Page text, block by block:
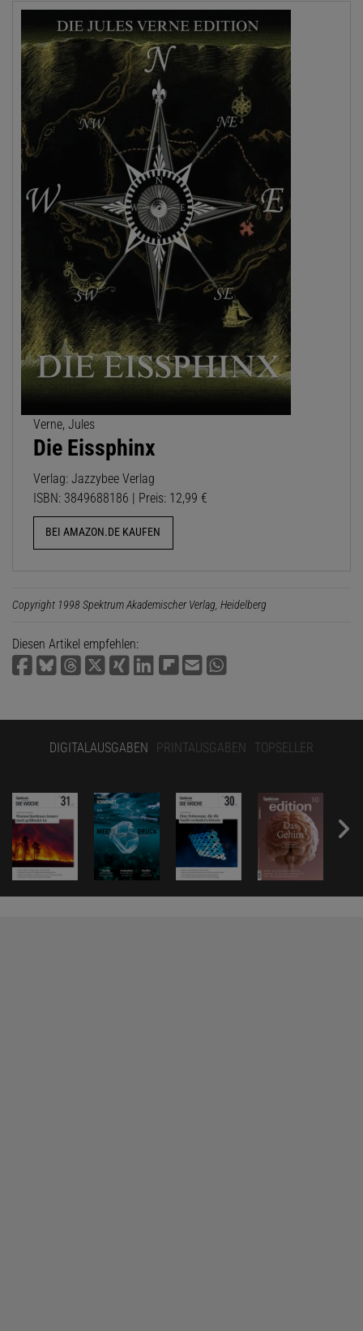
Verne, Jules
Die Eissphinx
Verlag: Jazzybee Verlag
ISBN: 3849688186 | Preis: 12,99 €
BEI AMAZON.DE KAUFEN
Copyright 1998 Spektrum Akademischer Verlag, Heidelberg
Diesen Artikel empfehlen:
DIGITALAUSGABEN PRINTAUSGABEN TOPSELLER